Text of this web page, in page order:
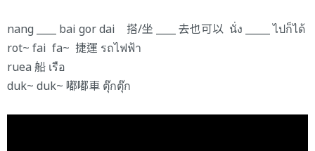
nang ____ bai gor dai 搭/坐 ____ 去也可以 นั่ง _____ ไปก็ได้
rot~ fai fa~ 捷運 รถไฟฟ้า
ruea 船 เรือ
duk~ duk~ 嘟嘟車 ตุ๊กตุ๊ก